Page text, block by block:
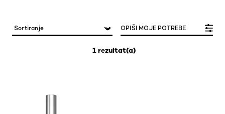
1 rezultat(a)
OPIŠI MOJE POTREBE